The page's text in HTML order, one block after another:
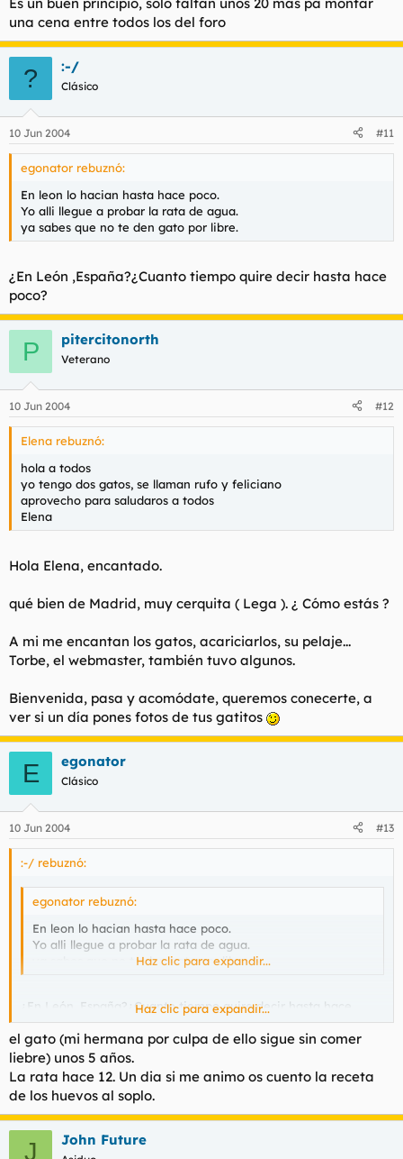
una cena entre todos los del foro
? :-/
Clásico
10 Jun 2004 #11
egonator rebuznó:
En leon lo hacian hasta hace poco.
Yo alli llegue a probar la rata de agua.
ya sabes que no te den gato por libre.
¿En León ,España?¿Cuanto tiempo quire decir hasta hace
poco?
P pitercitonorth
Veterano
10 Jun 2004 #12
Elena rebuznó:
hola a todos
yo tengo dos gatos, se llaman rufo y feliciano
aprovecho para saludaros a todos
Elena
Hola Elena, encantado.
qué bien de Madrid, muy cerquita ( Lega ). ¿ Cómo estás ?
A mi me encantan los gatos, acariciarlos, su pelaje...
Torbe, el webmaster, también tuvo algunos.
Bienvenida, pasa y acomódate, queremos conecerte, a
ver si un día pones fotos de tus gatitos
E egonator
Clásico
10 Jun 2004 #13
:-/ rebuznó:
egonator rebuznó:
En leon lo hacian hasta hace poco.
Yo alli llegue a probar la rata de agua.
ya sabes que no te den gato por libre.
Haz clic para expandir...
¿En León ,España?¿Cuanto tiempo quire decir hasta hace
poco?
Haz clic para expandir...
el gato (mi hermana por culpa de ello sigue sin comer
liebre) unos 5 años.
La rata hace 12. Un dia si me animo os cuento la receta
de los huevos al soplo.
J John Future